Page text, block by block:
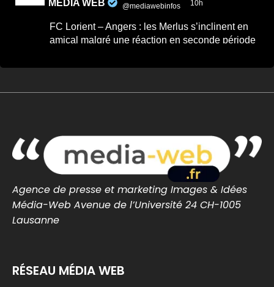
MEDIA WEB @mediawebinfos 10h
FC Lorient – Angers : les Merlus s’inclinent en
amical malgré une réaction en seconde période
0 0 Twitter
MEDIA WEB @mediawebinfos 7 Août
Une arnaque aux faux agents refait surface en
surface en Loire-Atlantique : la police
Agence de presse et marketing Images & Idées
Média-Web Avenue de l’Université 24 CH-1005
Lausanne
RÉSEAU MÉDIA WEB